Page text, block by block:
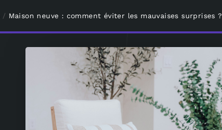
/ Maison neuve : comment éviter les mauvaises surprises ?